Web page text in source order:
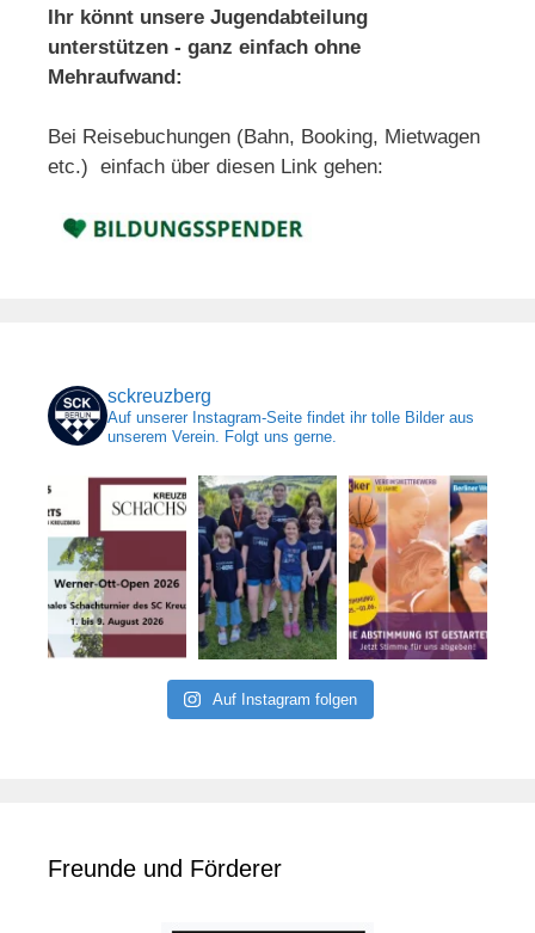
Ihr könnt unsere Jugendabteilung
unterstützen - ganz einfach ohne
Mehraufwand:
Bei Reisebuchungen (Bahn, Booking, Mietwagen
etc.) einfach über diesen Link gehen:
sckreuzberg
Auf unserer Instagram-Seite findet ihr tolle Bilder aus
unserem Verein. Folgt uns gerne.
Auf Instagram folgen
Freunde und Förderer